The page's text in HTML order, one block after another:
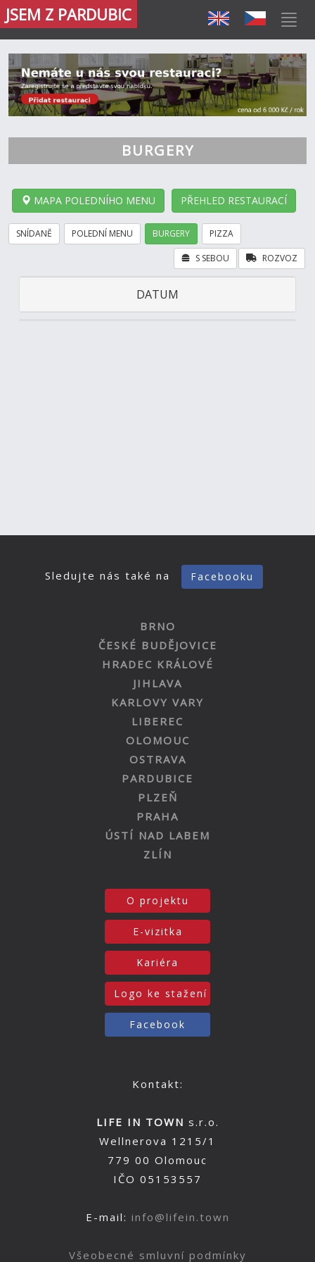
JSEM Z PARDUBIC
BURGERY
MAPA POLEDNÍHO MENU PŘEHLED RESTAURACÍ
SNÍDANĚ POLEDNÍ MENU BURGERY PIZZA
ROZVOZ
S SEBOU
DATUM
Sledujte nás také na Facebooku
BRNO
ČESKÉ BUDĚJOVICE
HRADEC KRÁLOVÉ
JIHLAVA
KARLOVY VARY
LIBEREC
OLOMOUC
OSTRAVA
PARDUBICE
PLZEŇ
PRAHA
ÚSTÍ NAD LABEM
ZLÍN
O projektu
E-vizitka
Kariéra
Logo ke stažení
Facebook
Kontakt:
LIFE IN TOWN s.r.o.
Wellnerova 1215/1
779 00 Olomouc
IČO 05153557
E-mail: info@lifein.town
Všeobecné smluvní podmínky